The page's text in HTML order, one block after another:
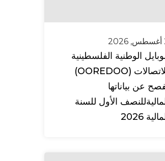
الوطنية الفلسطينية
للاتصالات (OOREDOO)
عن بياناتها
الأول للسنة
2026